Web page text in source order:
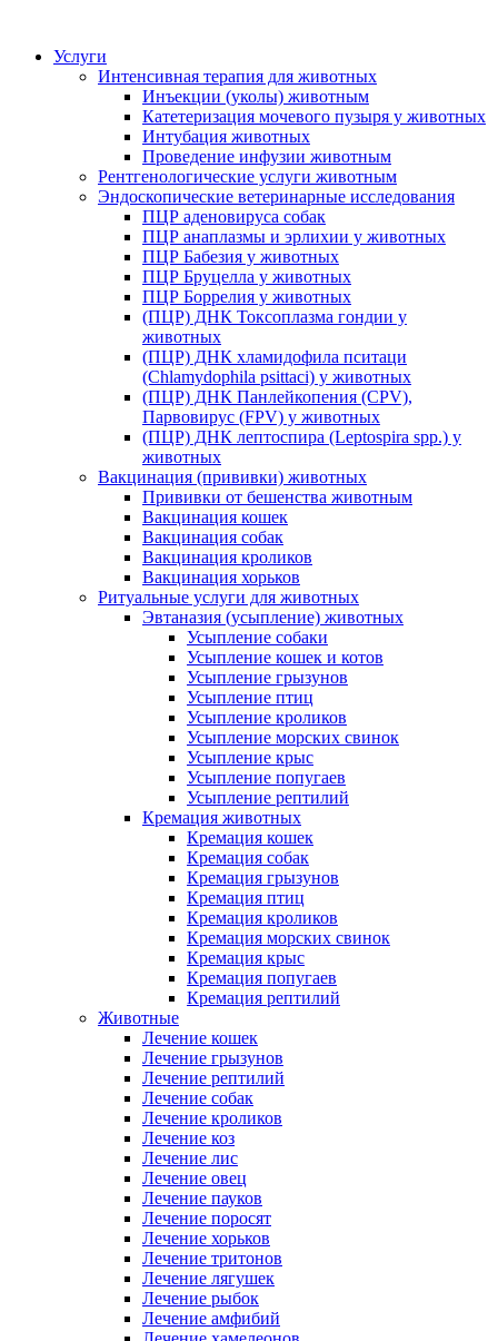
Услуги
Интенсивная терапия для животных
Инъекции (уколы) животным
Катетеризация мочевого пузыря у животных
Интубация животных
Проведение инфузии животным
Рентгенологические услуги животным
Эндоскопические ветеринарные исследования
ПЦР аденовируса собак
ПЦР анаплазмы и эрлихии у животных
ПЦР Бабезия у животных
ПЦР Бруцелла у животных
ПЦР Боррелия у животных
(ПЦР) ДНК Токсоплазма гондии у
животных
(ПЦР) ДНК хламидофила пситаци
(Chlamydophila psittaci) у животных
(ПЦР) ДНК Панлейкопения (CPV),
Парвовирус (FPV) у животных
(ПЦР) ДНК лептоспира (Leptospira spp.) у
животных
Вакцинация (прививки) животных
Прививки от бешенства животным
Вакцинация кошек
Вакцинация собак
Вакцинация кроликов
Вакцинация хорьков
Ритуальные услуги для животных
Эвтаназия (усыпление) животных
Усыпление собаки
Усыпление кошек и котов
Усыпление грызунов
Усыпление птиц
Усыпление кроликов
Усыпление морских свинок
Усыпление крыс
Усыпление попугаев
Усыпление рептилий
Кремация животных
Кремация кошек
Кремация собак
Кремация грызунов
Кремация птиц
Кремация кроликов
Кремация морских свинок
Кремация крыс
Кремация попугаев
Кремация рептилий
Животные
Лечение кошек
Лечение грызунов
Лечение рептилий
Лечение собак
Лечение кроликов
Лечение коз
Лечение лис
Лечение овец
Лечение пауков
Лечение поросят
Лечение хорьков
Лечение тритонов
Лечение лягушек
Лечение рыбок
Лечение амфибий